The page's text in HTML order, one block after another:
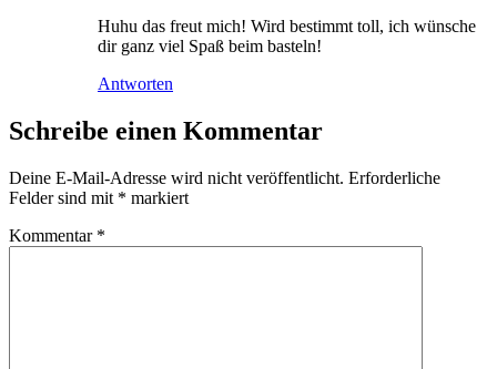
Huhu das freut mich! Wird bestimmt toll, ich wünsche
dir ganz viel Spaß beim basteln!
Antworten
Schreibe einen Kommentar
Deine E-Mail-Adresse wird nicht veröffentlicht. Erforderliche
Felder sind mit * markiert
Kommentar *